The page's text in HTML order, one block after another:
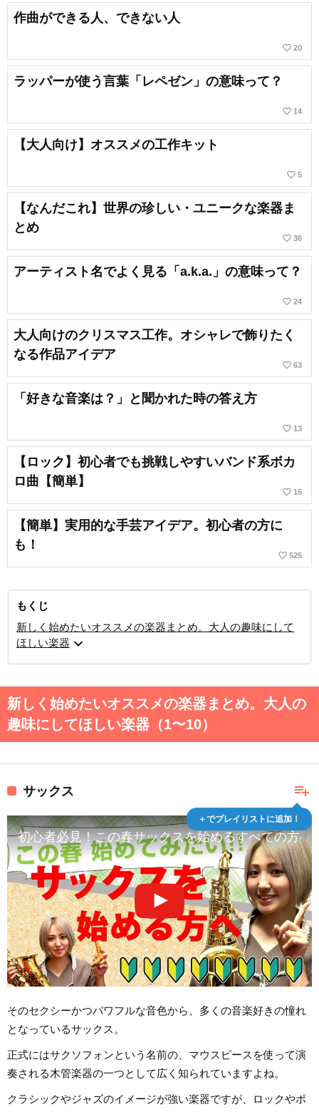
作曲ができる人、できない人
favorite_border 20
ラッパーが使う言葉「レペゼン」の意味って？
favorite_border 14
【大人向け】オススメの工作キット
favorite_border 5
【なんだこれ】世界の珍しい・ユニークな楽器ま
とめ
favorite_border 36
アーティスト名でよく見る「a.k.a.」の意味って？
favorite_border 24
大人向けのクリスマス工作。オシャレで飾りたく
なる作品アイデア
favorite_border 63
「好きな音楽は？」と聞かれた時の答え方
favorite_border 13
【ロック】初心者でも挑戦しやすいバンド系ボカ
ロ曲【簡単】
favorite_border 15
【簡単】実用的な手芸アイデア。初心者の方に
も！
favorite_border 525
もくじ
新しく始めたいオススメの楽器まとめ。大人の趣味にして
ほしい楽器 expand_more
新しく始めたいオススメの楽器まとめ。大人の
趣味にしてほしい楽器（1〜10）
playlist_add
＋でプレイリストに追加！
サックス
初心者必見！この春サックスを始めるすべての方へ
そのセクシーかつパワフルな音色から、多くの音楽好きの憧れ
となっているサックス。
正式にはサクソフォンという名前の、マウスピースを使って演
奏される木管楽器の一つとして広く知られていますよね。
クラシックやジャズのイメージが強い楽器ですが、ロックやポ